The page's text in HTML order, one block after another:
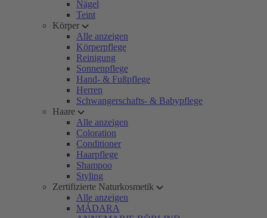
Nägel
Teint
Körper
Alle anzeigen
Körperpflege
Reinigung
Sonnenpflege
Hand- & Fußpflege
Herren
Schwangerschafts- & Babypflege
Haare
Alle anzeigen
Coloration
Conditioner
Haarpflege
Shampoo
Styling
Zertifizierte Naturkosmetik
Alle anzeigen
MÁDARA